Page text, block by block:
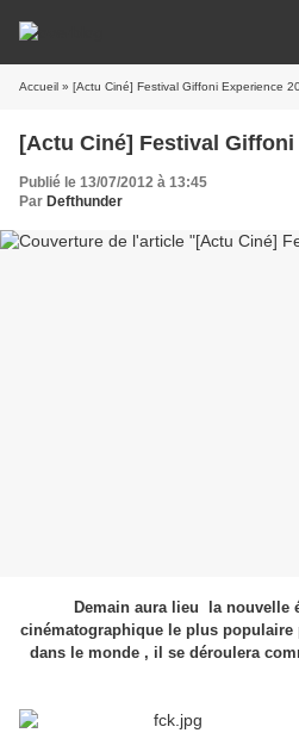
Accueil » [Actu Ciné] Festival Giffoni Experience
[Actu Ciné] Festival Giffoni
Publié le 13/07/2012 à 13:45
Par Defthunder
Demain aura lieu la nouvelle
cinématographique le plus populaire
dans le monde , il se déroulera